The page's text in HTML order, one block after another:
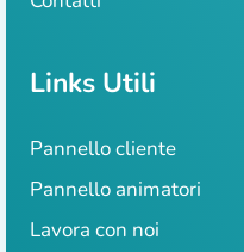
Links Utili
Pannello cliente
Pannello animatori
Lavora con noi